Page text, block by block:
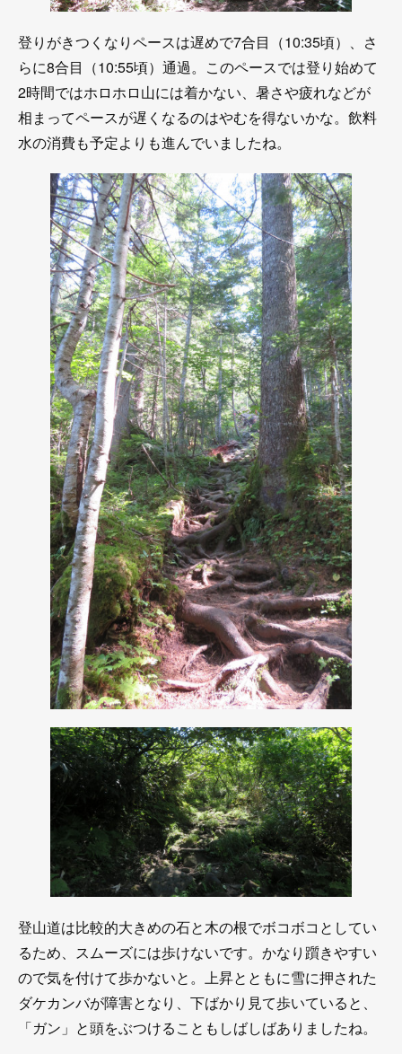
登りがきつくなりペースは遅めで7合目（10:35頃）、さ
らに8合目（10:55頃）通過。このペースでは登り始めて
2時間ではホロホロ山には着かない、暑さや疲れなどが
相まってペースが遅くなるのはやむを得ないかな。飲料
水の消費も予定よりも進んでいましたね。
登山道は比較的大きめの石と木の根でボコボコとしてい
るため、スムーズには歩けないです。かなり躓きやすい
ので気を付けて歩かないと。上昇とともに雪に押された
ダケカンバが障害となり、下ばかり見て歩いていると、
「ガン」と頭をぶつけることもしばしばありましたね。